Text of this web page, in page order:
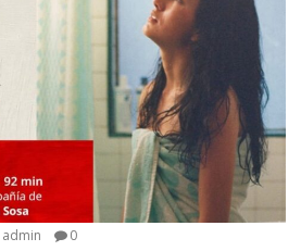
admin 0